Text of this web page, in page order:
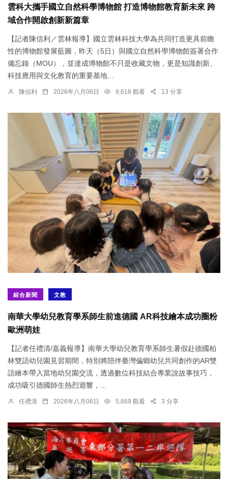
雲科大攜手國立自然科學博物館 打造博物館教育新未來 跨
域合作開啟創新新篇章
【記者陳信利／雲林報導】國立雲林科技大學為共同打造更具前瞻
性的博物館發展藍圖，昨天（5日）與國立自然科學博物館簽署合作
備忘錄（MOU），並達成博物館不只是收藏文物，更是知識創新、
科技應用與文化教育的重要基地...
陳信利 2026年八月06日 9,618 觀看 13 分享
綜合新聞 文教
南華大學幼兒教育學系師生前進德國 AR科技繪本成功圈粉
歐洲萌娃
【記者任禮清/嘉義報導】南華大學幼兒教育學系師生暑假赴德國柏
林雙語幼兒園見習期間，特別將陪伴臺灣偏鄉幼兒共同創作的AR雙
語繪本帶入當地幼兒園交流，透過數位科技結合專業說故事技巧，
成功吸引德國師生熱烈迴響，...
任禮清 2026年八月06日 5,669 觀看 3 分享